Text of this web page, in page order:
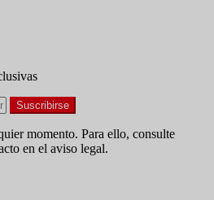
momento. Para ello, consulte
en el aviso legal.